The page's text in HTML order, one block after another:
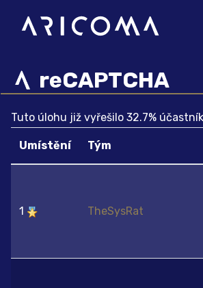
reCAPTCHA
Tuto úlohu již vyřešilo 32.7%
Umístění Tým
1 TheSysRat